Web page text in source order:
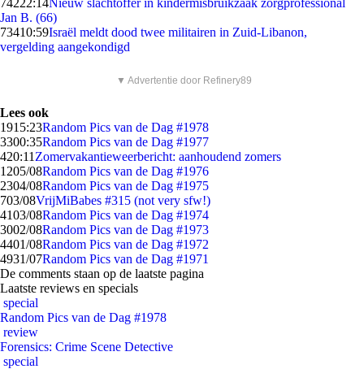
74222:14Nieuw slachtoffer in kindermisbruikzaak zorgprofessional
Jan B. (66)
73410:59Israël meldt dood twee militairen in Zuid-Libanon,
vergelding aangekondigd
▼ Advertentie door Refinery89
Lees ook
1915:23Random Pics van de Dag #1978
3300:35Random Pics van de Dag #1977
420:11 Zomervakantieweerbericht: aanhoudend zomers
1205/08Random Pics van de Dag #1976
2304/08Random Pics van de Dag #1975
703/08VrijMiBabes #315 (not very sfw!)
4103/08Random Pics van de Dag #1974
3002/08Random Pics van de Dag #1973
4401/08Random Pics van de Dag #1972
4931/07Random Pics van de Dag #1971
De comments staan op de laatste pagina
Laatste reviews en specials
special
Random Pics van de Dag #1978
review
Forensics: Crime Scene Detective
special